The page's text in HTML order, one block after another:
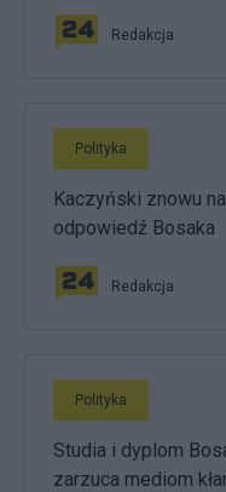
Redakcja
Polityka
Kaczyński znowu
odpowiedź Bosaka
Redakcja
Polityka
Studia i dyplom
zarzuca mediom